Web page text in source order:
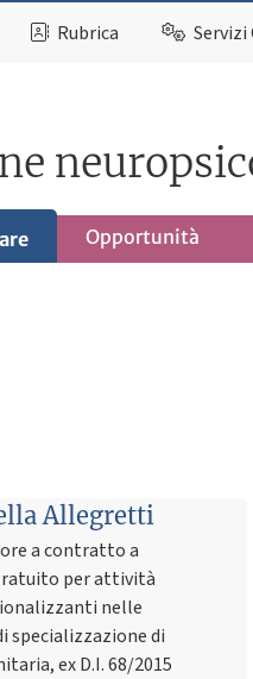
Rubrica Servizi
Opportunità
Allegretti
a contratto a
per attività
nelle
specializzazione di
ex D.I. 68/2015